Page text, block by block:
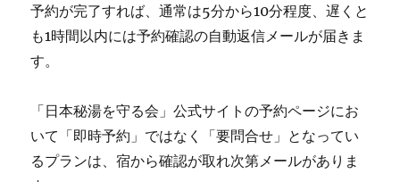
予約が完了すれば、通常は5分から10分程度、遅くと
も1時間以内には予約確認の自動返信メールが届きま
す。
「日本秘湯を守る会」公式サイトの予約ページにお
いて「即時予約」ではなく「要問合せ」となってい
るプランは、宿から確認が取れ次第メールがありま